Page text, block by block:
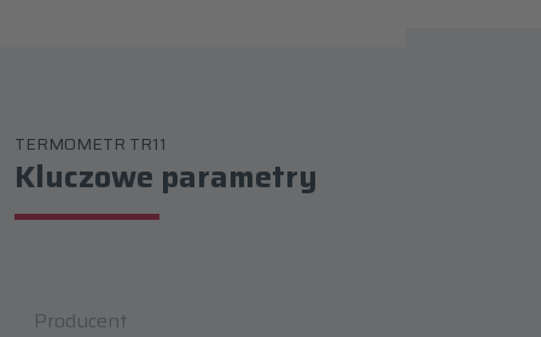
TERMOMETR TR11
Kluczowe parametry
Producent